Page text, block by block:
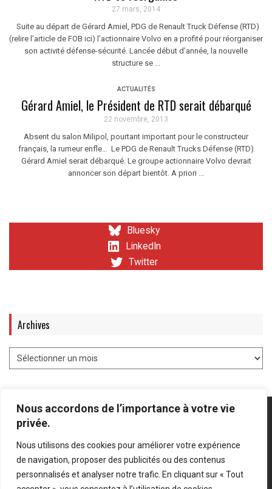
Nous accordons de l’importance à votre vie
privée.
Nous utilisons des cookies pour améliorer votre expérience
de navigation, proposer des publicités ou des contenus
personnalisés et analyser notre trafic. En cliquant sur « Tout
27 mars, 2014
Suite au départ de Gérard Amiel, PDG de Renault Truck Défense (RTD)
(relire l’article de FOB ici) l’actionnaire Volvo en a profité pour réorganiser
son activité défense-sécurité. Lancée début d’année, la nouvelle
structure se ...
ACTUALITÉS
Gérard Amiel, le Président de RTD serait débarqué
22 novembre, 2013
Absent du salon Milipol, pourtant important pour le constructeur
français, la rumeur enfle… Le PDG de Renault Trucks Défense (RTD)
Gérard Amiel serait débarqué. Le groupe actionnaire Volvo devrait
annoncer son départ bientôt. A priori ...
Bluesky
LinkedIn
Twitter
Archives
Mentions légales Politique de confidentialité